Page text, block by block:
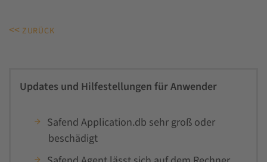
<< ZURÜCK
Updates und Hilfestellungen für Anwender
Safend Application.db sehr groß oder
beschädigt